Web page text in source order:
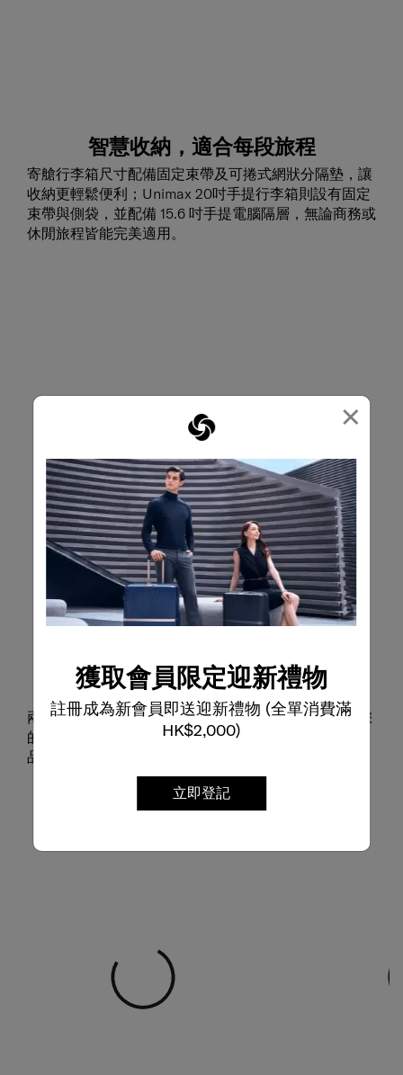
×
獲取會員限定迎新禮物
註冊成為新會員即送迎新禮物 (全單消費滿
HK$2,000)
立即登記
智慧收納，適合每段旅程
寄艙行李箱尺寸配備固定束帶及可捲式網狀分隔墊，讓
收納更輕鬆便利；Unimax 20吋手提行李箱則設有固定
束帶與側袋，並配備 15.6 吋手提電腦隔層，無論商務或
休閒旅程皆能完美適用。
智慧分隔層
兩個附有拉鍊口袋的分隔層，提供更多收納方式，讓您
的物品保持整齊有序；固定束帶則能穩妥固定所有物
品，讓收納與取物更加快速高效。